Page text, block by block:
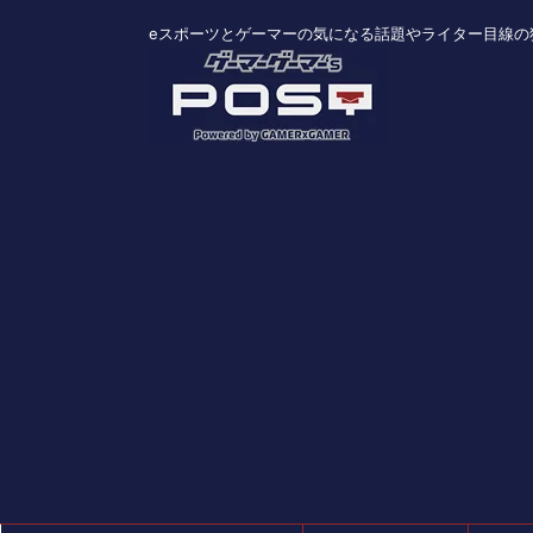
eスポーツとゲーマーの気になる話題やライター目線の